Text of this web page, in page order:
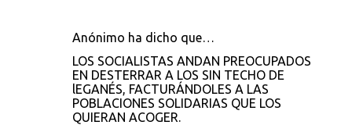
Anónimo ha dicho que…
LOS SOCIALISTAS ANDAN PREOCUPADOS
EN DESTERRAR A LOS SIN TECHO DE
lEGANÉS, FACTURÁNDOLES A LAS
POBLACIONES SOLIDARIAS QUE LOS
QUIERAN ACOGER.